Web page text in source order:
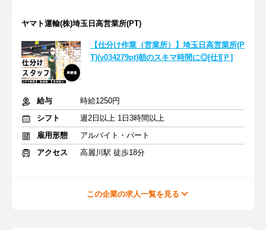
ヤマト運輸(株)埼玉日高営業所(PT)
【仕分け作業（営業所）】埼玉日高営業所(P
T)(y034279pt)朝のスキマ時間に◎[仕][Ｐ]
給与
時給1250円
シフト
週2日以上 1日3時間以上
雇用形態
アルバイト・パート
アクセス
高麗川駅 徒歩18分
この企業の求人一覧を見る